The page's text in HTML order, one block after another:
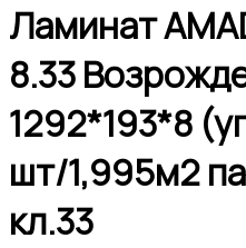
Ламинат
8.33
1292*193*8
шт/1,995м2
кл.33